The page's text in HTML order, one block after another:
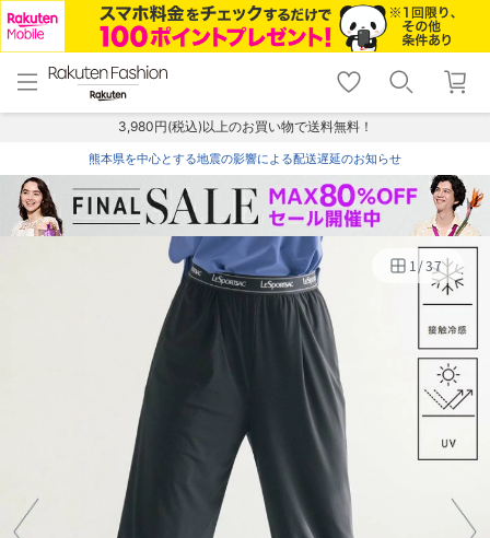
menu home
トップ
shopping_cart lock_outline
ログイン
3,980円(税込)以上のお買い物で送料無料！
熊本県を中心とする地震の影響による配送遅延のお知らせ
1/37